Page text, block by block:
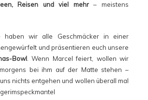
Reisen und viel mehr– meistens
haben wir alle Geschmäcker in einer
und präsentieren euch unsere
Bowl . Wenn Marcel feiert, wollen wir
bei ihm auf der Matte stehen –
nichts entgehen und wollen überall mal